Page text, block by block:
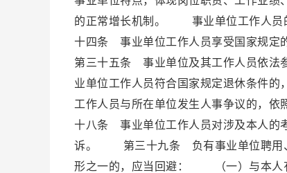
的正常增长机制。 事业单位工作人员
十四条 事业单位工作人员享受国家规
第三十五条 事业单位及其工作人员依
业单位工作人员符合国家规定退休
工作人员与所在单位发生人事争议的，
十八条 事业单位工作人员对涉及本人的
诉。 第三十九条 负有事业单位聘用、
形之一的，应当回避： （一）与本